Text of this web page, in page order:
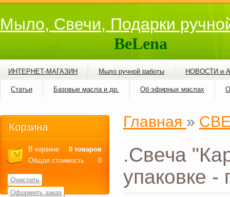
Мыло, Свечи, Подарки
BeLena
ИНТЕРНЕТ-МАГАЗИН Мыло ручной работы НОВОСТИ и
Статьи Базовые масла и др. Об эфирных маслах
Главная »
.Свеча
упаковке -
Корзина
В корзине
0 товаров
Общая стоимость
0
Очистить
Оформить заказ